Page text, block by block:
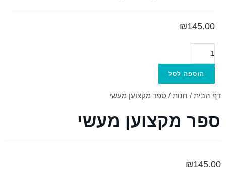
₪145.00
הוספה לסל
דף הבית / חנות / ספר מקצוען מעשי
ספר מקצוען מעשי
₪145.00